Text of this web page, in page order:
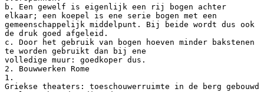
b. Een gewelf is eigenlijk een rij bogen achter
elkaar; een koepel is ene serie bogen met een
gemeenschappelijk middelpunt. Bij beide wordt dus ook
de druk goed afgeleid.
c. Door het gebruik van bogen hoeven minder bakstenen
te worden gebruikt dan bij ene
volledige muur: goedkoper dus.
2. Bouwwerken Rome
1.
Griekse theaters: toeschouwerruimte in de berg gebouwd